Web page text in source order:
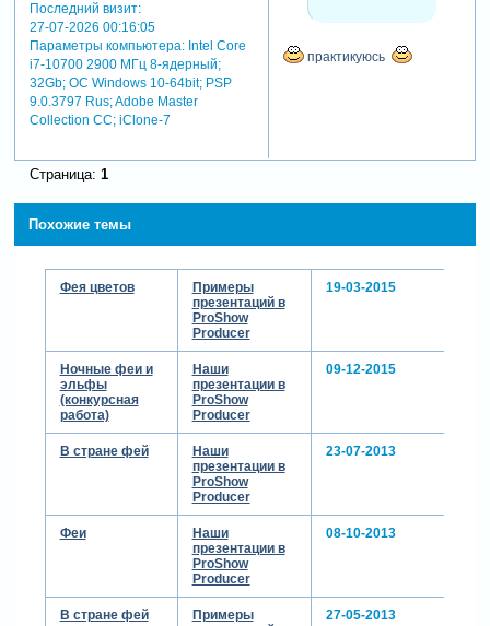
Последний визит:
27-07-2026 00:16:05
Параметры компьютера:Intel Core
i7-10700 2900 МГц 8-ядерный;
32Gb; ОС Windows 10-64bit; PSP
9.0.3797 Rus; Adobe Master
Collection СС; iClone-7
практикуюсь
Страница: 1
Похожие темы
Фея цветов
Примеры
презентаций в
ProShow
Producer
19-03-2015
Ночные феи и
эльфы
(конкурсная
работа)
Наши
презентации в
ProShow
Producer
09-12-2015
В стране фей
Наши
презентации в
ProShow
Producer
23-07-2013
Феи
Наши
презентации в
ProShow
Producer
08-10-2013
В стране фей
Примеры
27-05-2013